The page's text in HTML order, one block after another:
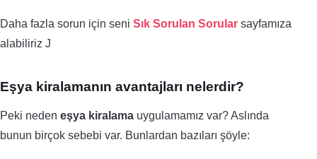
Daha fazla sorun için seni Sık Sorulan Sorular sayfamıza
alabiliriz J
Eşya kiralamanın avantajları nelerdir?
Peki neden eşya kiralama uygulamamız var? Aslında
bunun birçok sebebi var. Bunlardan bazıları şöyle: